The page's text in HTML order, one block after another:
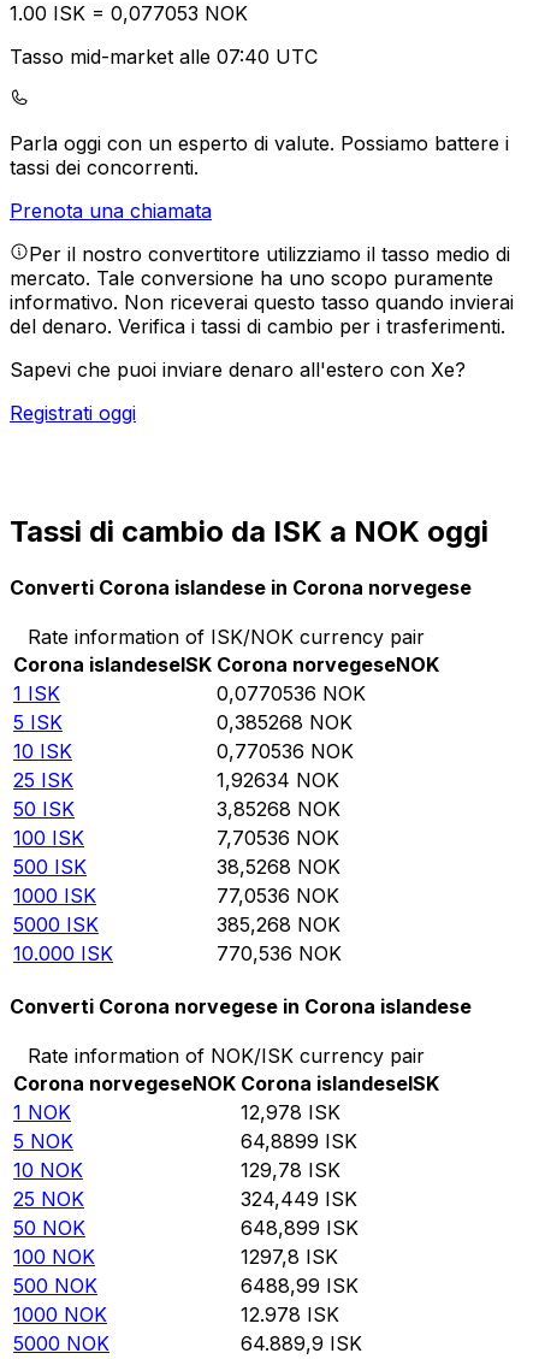
1.00 ISK = 0,077053 NOK
Tasso mid-market alle 07:40 UTC
Parla oggi con un esperto di valute. Possiamo battere i
tassi dei concorrenti.
Prenota una chiamata
Per il nostro convertitore utilizziamo il tasso medio di
mercato. Tale conversione ha uno scopo puramente
informativo. Non riceverai questo tasso quando invierai
del denaro. Verifica i tassi di cambio per i trasferimenti.
Sapevi che puoi inviare denaro all'estero con Xe?
Registrati oggi
Tassi di cambio da ISK a NOK oggi
Converti Corona islandese in Corona norvegese
Rate information of ISK/NOK currency pair
Corona islandeseISK Corona norvegeseNOK
1 ISK 0,0770536 NOK
5 ISK 0,385268 NOK
10 ISK 0,770536 NOK
25 ISK 1,92634 NOK
50 ISK 3,85268 NOK
100 ISK 7,70536 NOK
500 ISK 38,5268 NOK
1000 ISK 77,0536 NOK
5000 ISK 385,268 NOK
10.000 ISK 770,536 NOK
Converti Corona norvegese in Corona islandese
Rate information of NOK/ISK currency pair
Corona norvegeseNOK Corona islandeseISK
1 NOK 12,978 ISK
5 NOK 64,8899 ISK
10 NOK 129,78 ISK
25 NOK 324,449 ISK
50 NOK 648,899 ISK
100 NOK 1297,8 ISK
500 NOK 6488,99 ISK
1000 NOK 12.978 ISK
5000 NOK 64.889,9 ISK